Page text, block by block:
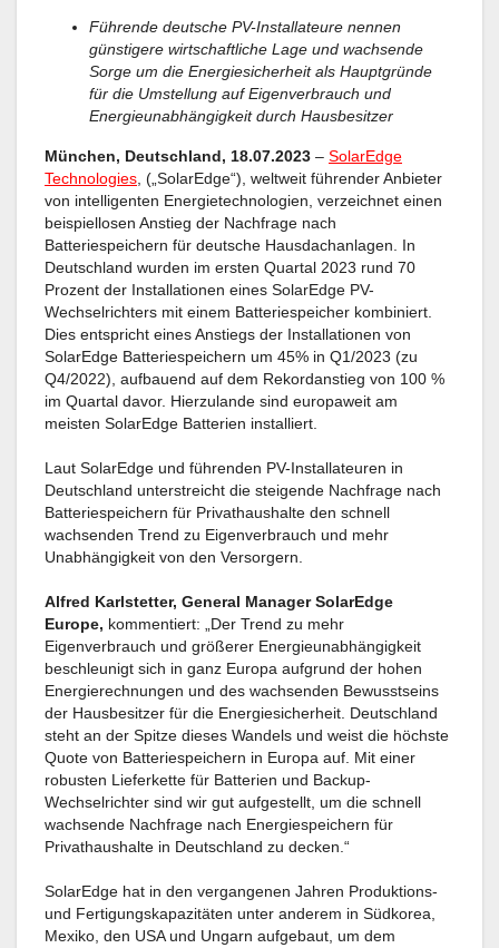
Führende deutsche PV-Installateure nennen
günstigere wirtschaftliche Lage und wachsende
Sorge um die Energiesicherheit als Hauptgründe
für die Umstellung auf Eigenverbrauch und
Energieunabhängigkeit durch Hausbesitzer
München, Deutschland, 18.07.2023 – SolarEdge
Technologies, („SolarEdge“), weltweit führender Anbieter
von intelligenten Energietechnologien, verzeichnet einen
beispiellosen Anstieg der Nachfrage nach
Batteriespeichern für deutsche Hausdachanlagen. In
Deutschland wurden im ersten Quartal 2023 rund 70
Prozent der Installationen eines SolarEdge PV-
Wechselrichters mit einem Batteriespeicher kombiniert.
Dies entspricht eines Anstiegs der Installationen von
SolarEdge Batteriespeichern um 45% in Q1/2023 (zu
Q4/2022), aufbauend auf dem Rekordanstieg von 100 %
im Quartal davor. Hierzulande sind europaweit am
meisten SolarEdge Batterien installiert.
Laut SolarEdge und führenden PV-Installateuren in
Deutschland unterstreicht die steigende Nachfrage nach
Batteriespeichern für Privathaushalte den schnell
wachsenden Trend zu Eigenverbrauch und mehr
Unabhängigkeit von den Versorgern.
Alfred Karlstetter, General Manager SolarEdge
Europe, kommentiert: „Der Trend zu mehr
Eigenverbrauch und größerer Energieunabhängigkeit
beschleunigt sich in ganz Europa aufgrund der hohen
Energierechnungen und des wachsenden Bewusstseins
der Hausbesitzer für die Energiesicherheit. Deutschland
steht an der Spitze dieses Wandels und weist die höchste
Quote von Batteriespeichern in Europa auf. Mit einer
robusten Lieferkette für Batterien und Backup-
Wechselrichter sind wir gut aufgestellt, um die schnell
wachsende Nachfrage nach Energiespeichern für
Privathaushalte in Deutschland zu decken.“
SolarEdge hat in den vergangenen Jahren Produktions-
und Fertigungskapazitäten unter anderem in Südkorea,
Mexiko, den USA und Ungarn aufgebaut, um dem